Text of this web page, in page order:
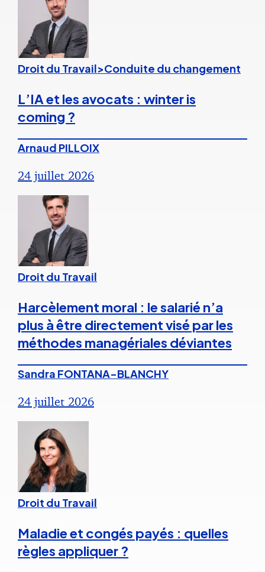
Droit du Travail>Conduite du changement
L’IA et les avocats : winter is
coming ?
Arnaud PILLOIX
24 juillet 2026
Droit du Travail
Harcèlement moral : le salarié n’a
plus à être directement visé par les
méthodes managériales déviantes
Sandra FONTANA-BLANCHY
24 juillet 2026
Droit du Travail
Maladie et congés payés : quelles
règles appliquer ?